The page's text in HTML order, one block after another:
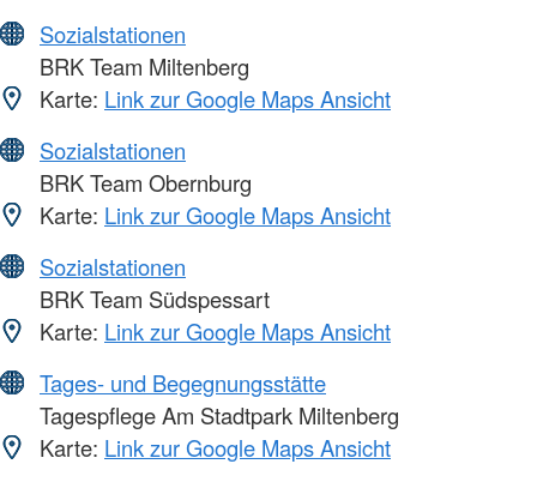
Sozialstationen
BRK Team Miltenberg
Karte: Link zur Google Maps Ansicht
Sozialstationen
BRK Team Obernburg
Karte: Link zur Google Maps Ansicht
Sozialstationen
BRK Team Südspessart
Karte: Link zur Google Maps Ansicht
Tages- und Begegnungsstätte
Tagespflege Am Stadtpark Miltenberg
Karte: Link zur Google Maps Ansicht